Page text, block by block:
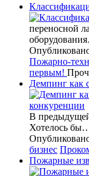
переносной
Пожарно-
первым!
Демпинг как
В предыдущей
Хотелось
бизнес
Пожарные